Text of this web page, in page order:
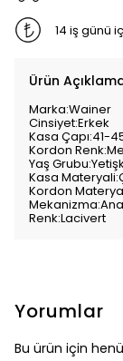
14 iş günü
Ürün
Marka:Wainer
Cinsiyet:Erkek
Kasa Çapı:41-
Kordon
Yaş
Kasa
Kordon
Renk:Lacivert
Yorumlar
Bu ürün için